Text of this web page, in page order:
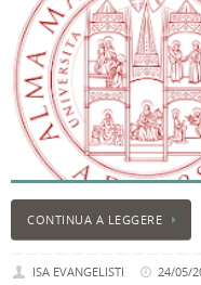
CONTINUA A LEGGERE
ISA EVANGELISTI
24/05/